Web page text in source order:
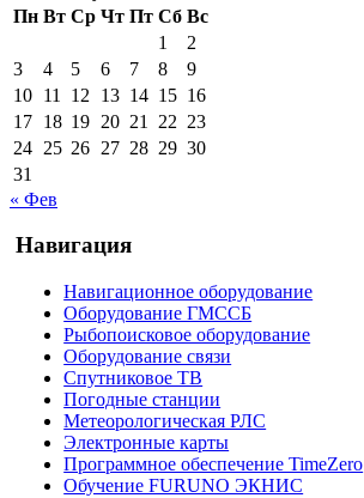
Пн Вт Ср Чт Пт Сб Вс
1
2
3
4 5 6 7 8
9
10 11 12 13 14 15 16
17 18 19 20 21 22 23
24 25 26 27 28 29 30
31
« Фев
Навигация
Навигационное оборудование
Оборудование ГМССБ
Рыбопоисковое оборудование
Оборудование связи
Спутниковое ТВ
Погодные станции
Метеорологическая РЛС
Электронные карты
Программное обеспечение TimeZero
Обучение FURUNO ЭКНИС